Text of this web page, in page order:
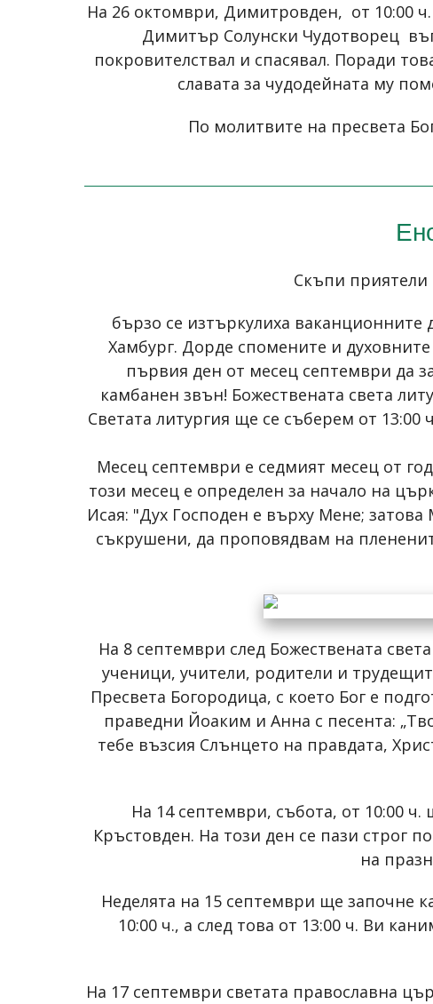
На 26 октомври, Димитровден, от 10:00
Димитър Солунски Чудотворец
покровителствал и спасявал. Поради
славата за чудодейната му
По молитвите на пресвета
Скъпи приятели
бързо се изтъркулиха
Хамбург. Дорде спомените и
първия ден от месец септември да
камбанен звън! Божествената света
Светата литургия ще се съберем от
Месец септември е седмият месец от
този месец е определен за начало на
Исая: "Дух Господен е върху Мене;
съкрушени, да проповядвам на
На 8 септември след Божествената
ученици, учители, родители и
Пресвета Богородица, с което Бог е
праведни Йоаким и Анна с песента:
тебе възсия Слънцето на правдата,
На 14 септември, събота, от 10:00
Кръстовден. На този ден се пази строг
на
Неделята на 15 септември ще започне
10:00 ч., а след това от 13:00 ч. Ви
На 17 септември светата православна